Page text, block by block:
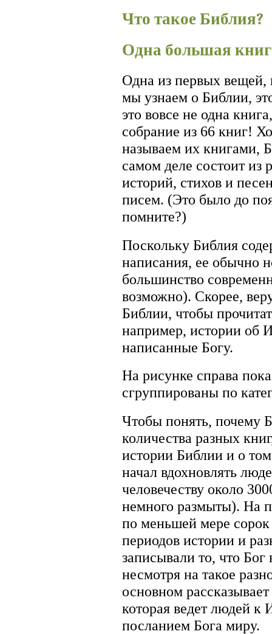
Что такое Библия?
Одна большая
Одна из первых вещей,
мы узнаем о Библии,
это вовсе не одна
собрание из 66 книг!
называем их книгами,
самом деле состоит из
историй, стихов и
писем. (Это было до
помните?)
Поскольку Библия
написания, ее обычно
большинство
возможно). Скорее,
Библии, чтобы
например, истории об
написанные Богу.
На рисунке справа
сгруппированы по
Чтобы понять, почему
количества разных
истории Библии и о
начал вдохновлять
человечеству около
немного размыты). На
по меньшей мере сорок
периодов истории и
записывали то, что Бог
несмотря на такое
основном
которая ведет людей
посланием Бога миру.